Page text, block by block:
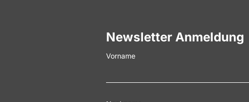
Newsletter Anmeldung
Vorname